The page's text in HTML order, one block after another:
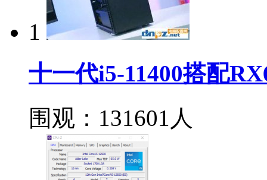
1
十一代i5-11400搭配
围观：131601人